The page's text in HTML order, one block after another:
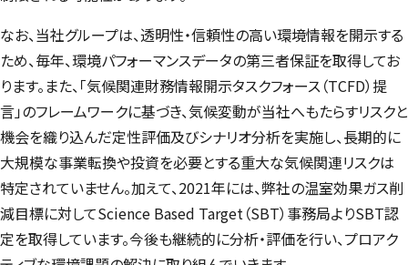
なお、当社グループは、透明性・信頼性の高い環境情報を開示する
ため、毎年、環境パフォーマンスデータの第三者保証を取得してお
ります。また、「気候関連財務情報開示タスクフォース（TCFD）提
言」のフレームワークに基づき、気候変動が当社へもたらすリスクと
機会を織り込んだ定性評価及びシナリオ分析を実施し、長期的に
大規模な事業転換や投資を必要とする重大な気候関連リスクは
特定されていません。加えて、2021年には、弊社の温室効果ガス削
減目標に対してScience Based Target（SBT）事務局よりSBT認
定を取得しています。今後も継続的に分析・評価を行い、プロアク